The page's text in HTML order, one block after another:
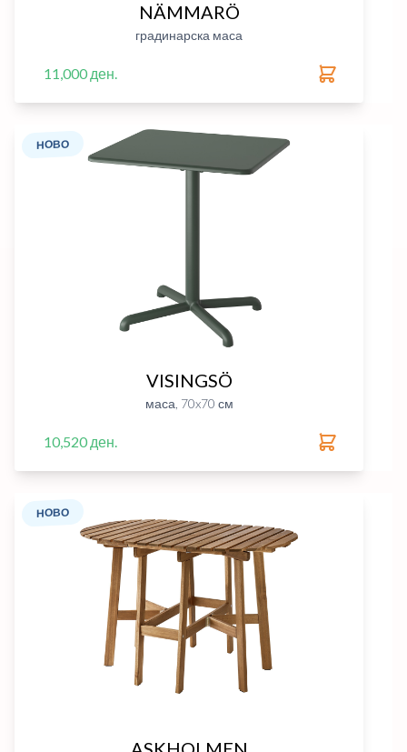
NÄMMARÖ
градинарска маса
11,000 ден.
НОВО
VISINGSÖ
маса, 70x70 см
10,520 ден.
НОВО